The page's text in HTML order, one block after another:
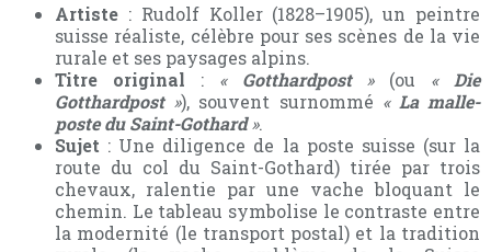
Artiste : Rudolf Koller (1828–1905), un peintre
suisse réaliste, célèbre pour ses scènes de la vie
rurale et ses paysages alpins.
Titre original : « Gotthardpost»(ou « Die
Gotthardpost»), souvent surnommé « La malle-
poste du Saint-Gothard».
Sujet : Une diligence de la poste suisse (sur la
route du col du Saint-Gothard) tirée par trois
chevaux, ralentie par une vache bloquant le
chemin. Le tableau symbolise le contraste entre
la modernité (le transport postal) et la tradition